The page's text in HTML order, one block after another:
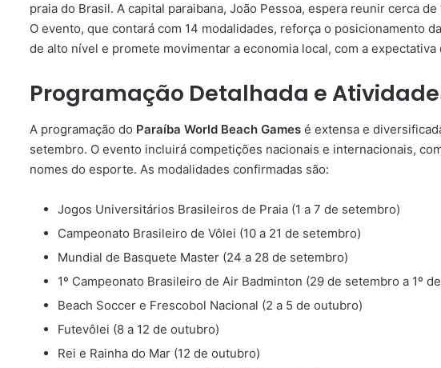
praia do Brasil. A capital paraibana, João Pessoa, espera reunir cerca de
O evento, que contará com 14 modalidades, reforça o posicionamento
de alto nível e promete movimentar a economia local, com a
Programação Detalhada e
A programação do Paraíba World Beach Games é extensa e
setembro. O evento incluirá competições nacionais e internacionais,
nomes do esporte. As modalidades confirmadas são:
Jogos Universitários Brasileiros de Praia (1 a 7 de setembro)
Campeonato Brasileiro de Vôlei (10 a 21 de setembro)
Mundial de Basquete Master (24 a 28 de setembro)
1º Campeonato Brasileiro de Air Badminton (29 de setembro a 1º
Beach Soccer e Frescobol Nacional (2 a 5 de outubro)
Futevôlei (8 a 12 de outubro)
Rei e Rainha do Mar (12 de outubro)